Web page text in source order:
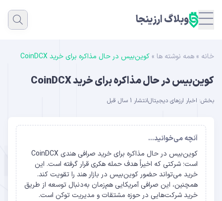
وبلاگ ارزینجا
خانه » همه نوشته ها » کوین‌بیس در حال مذاکره برای خرید CoinDCX
کوین‌بیس در حال مذاکره برای خرید CoinDCX
بخش: اخبار ارزهای دیجیتالانتشار 1 سال قبل
آنچه می‌خوانید...
کوین‌بیس در حال مذاکره برای خرید صرافی هندی CoinDCX
است؛ شرکتی که اخیراً هدف حمله هکری قرار گرفته است. این
خرید می‌تواند حضور کوین‌بیس در بازار هند را تقویت کند.
همچنین، این صرافی آمریکایی هم‌زمان به‌دنبال توسعه از طریق
خرید شرکت‌هایی در حوزه مشتقات و مدیریت توکن است.